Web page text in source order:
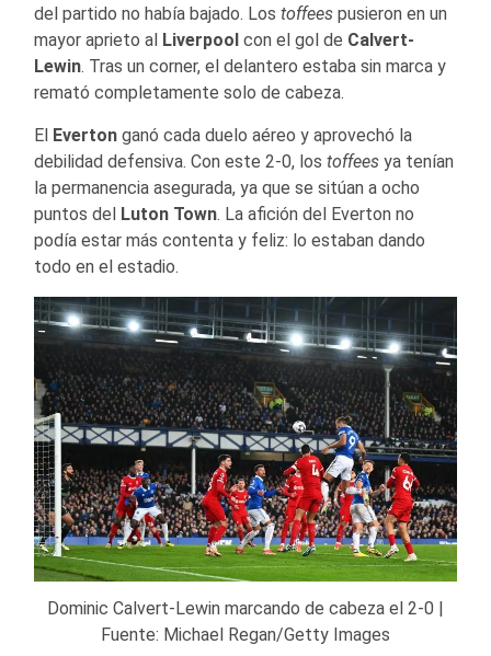
del partido no había bajado. Los toffees pusieron en un
mayor aprieto al Liverpool con el gol de Calvert-
Lewin. Tras un corner, el delantero estaba sin marca y
remató completamente solo de cabeza.
El Everton ganó cada duelo aéreo y aprovechó la
debilidad defensiva. Con este 2-0, los toffees ya tenían
la permanencia asegurada, ya que se sitúan a ocho
puntos del
Luton Town. La afición del Everton no
podía estar más contenta y feliz: lo estaban dando
todo en el estadio.
Dominic Calvert-Lewin marcando de cabeza el 2-0 |
Fuente: Michael Regan/Getty Images